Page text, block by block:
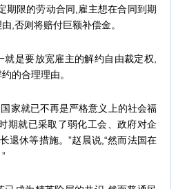
期限的劳动合同,雇主想在合同到期
,否则将赔付巨额补偿金。
是要放宽雇主的解约自由裁定权,
的合理理由。
就已不再是严格意义上的社会福
期就已采取了弱化工会、政府对企
退休等措施。”赵晨说,“然而法国在